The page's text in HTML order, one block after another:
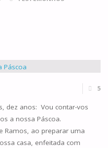
5
dez anos: Vou contar-vos
a nossa Páscoa.
Ramos, ao preparar uma
casa, enfeitada com